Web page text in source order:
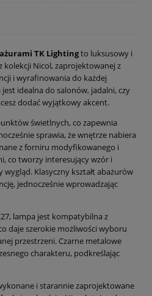
TK Lightingto luksusowy i
Nicol, zaprojektowanej z
i wyrafinowania do każdej
idealna do salonów, jadalni, czy
dodać wyjątkowy akcent.
świetlnych, co zapewnia
sprawia, że wnętrze nabiera
z forniru modyfikowanego i
co tworzy interesujący wzór i
Klasyczny kształt abażurów
jednocześnie wprowadzając
lampa jest kompatybilna z
daje szerokie możliwości wyboru
przestrzeni. Czarne metalowe
charakteru, podkreślając
i starannie zaprojektowane